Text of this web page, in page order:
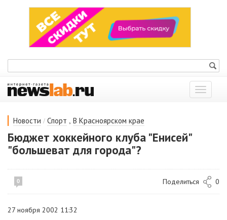
Показать
меню
Новости / Спорт , В Красноярском крае
Бюджет хоккейного клуба "Енисей"
"большеват для города"?
0 Поделиться 0
27 ноября 2002 11:32